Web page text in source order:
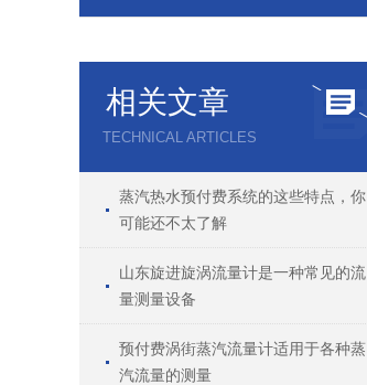
相关文章
TECHNICAL ARTICLES
蒸汽热水预付费系统的这些特点，你
可能还不太了解
山东旋进旋涡流量计是一种常见的流
量测量设备
预付费涡街蒸汽流量计适用于各种蒸
汽流量的测量